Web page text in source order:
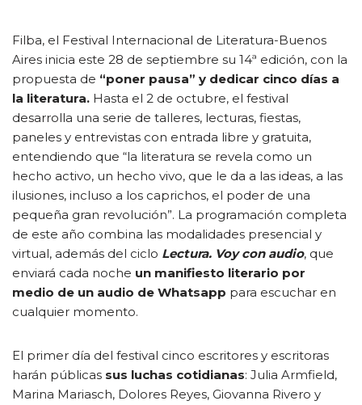
Filba, el Festival Internacional de Literatura-Buenos
Aires inicia este 28 de septiembre su 14ª edición, con la
propuesta de “poner pausa” y dedicar cinco días a
la literatura. Hasta el 2 de octubre, el festival
desarrolla una serie de talleres, lecturas, fiestas,
paneles y entrevistas con entrada libre y gratuita,
entendiendo que “la literatura se revela como un
hecho activo, un hecho vivo, que le da a las ideas, a las
ilusiones, incluso a los caprichos, el poder de una
pequeña gran revolución”. La programación completa
de este año combina las modalidades presencial y
virtual, además del ciclo Lectura. Voy con audio, que
enviará cada noche un manifiesto literario por
medio de un audio de Whatsapp para escuchar en
cualquier momento.
El primer día del festival cinco escritores y escritoras
harán públicas sus luchas cotidianas: Julia Armfield,
Marina Mariasch, Dolores Reyes, Giovanna Rivero y